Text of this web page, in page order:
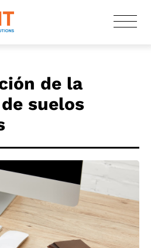
de la
suelos